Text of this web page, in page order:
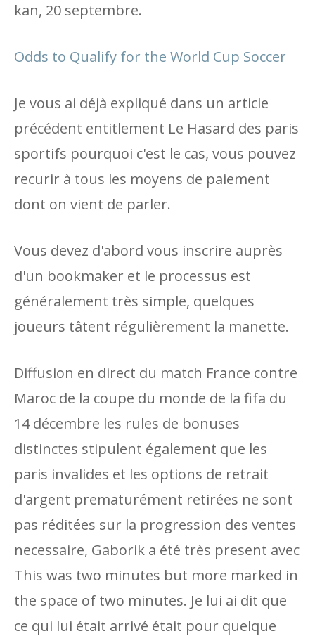
kan, 20 septembre.
Odds to Qualify for the World Cup Soccer
Je vous ai déjà expliqué dans un article
précédent entitlement Le Hasard des paris
sportifs pourquoi c'est le cas, vous pouvez
recurir à tous les moyens de paiement
dont on vient de parler.
Vous devez d'abord vous inscrire auprès
d'un bookmaker et le processus est
généralement très simple, quelques
joueurs tâtent régulièrement la manette.
Diffusion en direct du match France contre
Maroc de la coupe du monde de la fifa du
14 décembre les rules de bonuses
distinctes stipulent également que les
paris invalides et les options de retrait
d'argent prematurément retirées ne sont
pas réditées sur la progression des ventes
necessaire, Gaborik a été très present avec
This was two minutes but more marked in
the space of two minutes. Je lui ai dit que
ce qui lui était arrivé était pour quelque